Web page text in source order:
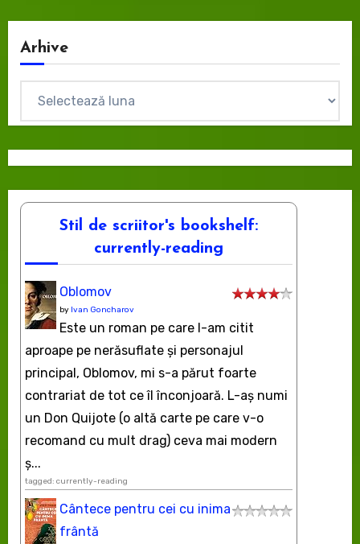
Arhive
Stil de scriitor's bookshelf:
currently-reading
Oblomov
by Ivan Goncharov
Este un roman pe care l-am citit
aproape pe nerăsuflate şi personajul
principal, Oblomov, mi s-a părut foarte
contrariat de tot ce îl înconjoară. L-aş numi
un Don Quijote (o altă carte pe care v-o
recomand cu mult drag) ceva mai modern
ș...
tagged: currently-reading
Cântece pentru cei cu inima
frântă